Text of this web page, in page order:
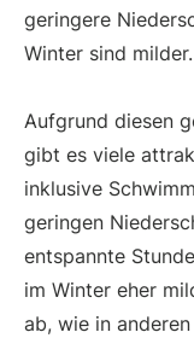
geringere
Winter sind milder.
Aufgrund diesen
gibt es viele
inklusive
geringen
entspannte
im Winter eher
ab, wie in